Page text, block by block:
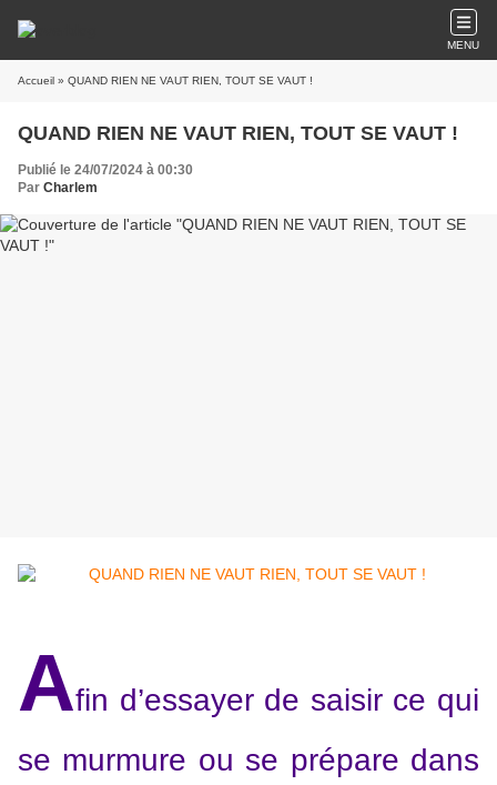
MENU
Accueil » QUAND RIEN NE VAUT RIEN, TOUT SE VAUT !
QUAND RIEN NE VAUT RIEN, TOUT SE VAUT !
Publié le 24/07/2024 à 00:30
Par Charlem
Afin d’essayer de saisir ce qui
se murmure ou se prépare dans